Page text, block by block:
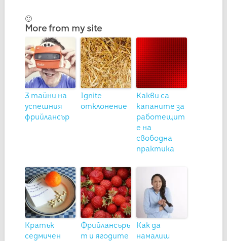
🙂
More from my site
3 тайни на
успешния
фрийлансър
Ignite
отклонение
Какви са
капаните за
работещит
е на
свободна
практика
Кратък
седмичен
Фрийлансъръ
т и ягодите
Как да
намалиш